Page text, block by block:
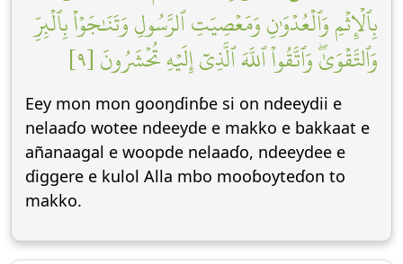
بِٱلۡإِثۡمِ وَٱلۡعُدۡوَٰنِ وَمَعۡصِيَتِ ٱلرَّسُولِ وَتَنَٰجَوۡاْ بِٱلۡبِرِّ
وَٱلتَّقۡوَىٰۖ وَٱتَّقُواْ ٱللَّهَ ٱلَّذِيٓ إِلَيۡهِ تُحۡشَرُونَ [٩]
Eey mon mon gooŋɗinɓe si on ndeeydii e
nelaaɗo wotee ndeeyde e makko e bakkaat e
añanaagal e woopde nelaaɗo, ndeeydee e
ɗiggere e kulol Alla mbo mooɓoyteɗon to
makko.